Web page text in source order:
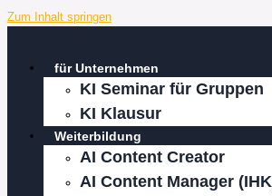
Zum Inhalt springen
für Unternehmen
KI Seminar für Gruppen
KI Klausur
Weiterbildung
AI Content Creator
AI Content Manager